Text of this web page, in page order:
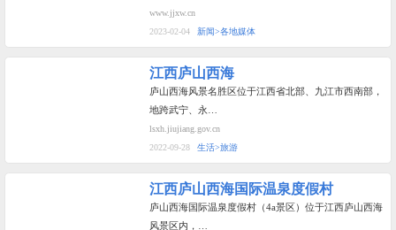
www.jjxw.cn
2023-02-04
新闻>各地媒体
江西庐山西海
庐山西海风景名胜区位于江西省北部、九江市西南部，
地跨武宁、永…
lsxh.jiujiang.gov.cn
2022-09-28
生活>旅游
江西庐山西海国际温泉度假村
庐山西海国际温泉度假村（4a景区）位于江西庐山西海
风景区内，…